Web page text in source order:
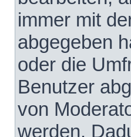
immer mit
abgegeben
oder die
Benutzer
von
werden.